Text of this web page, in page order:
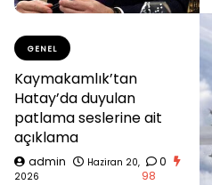
GENEL
Kaymakamlık’tan
Hatay’da duyulan
patlama seslerine ait
açıklama
admin
Haziran 20,
2026
0
98